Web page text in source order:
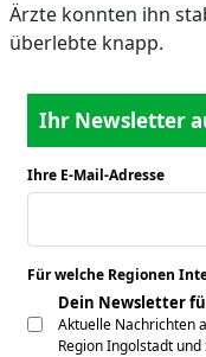
Ärzte konnten ihn
überlebte knapp.
Ihr Newsletter
Ihre E-Mail-Adresse
Für welche Regionen
Dein Newsletter
Aktuelle Nachrichten
Region Ingolstadt